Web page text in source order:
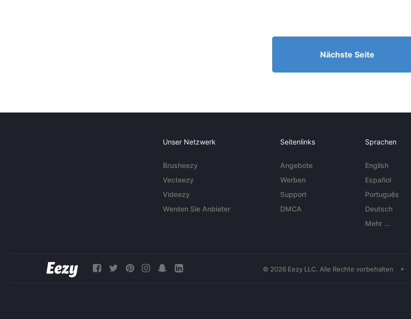
Nächste Seite
Unser Netzwerk
Brusheezy
Vecteezy
Videezy
Werden Sie Anbieter
Seitenlinks
Angebote
Werben
Support
DMCA
Sprachen
English
Español
Português
Deutsch
Mehr ...
© 2026 Eezy LLC. Alle Rechte vorbehalten •